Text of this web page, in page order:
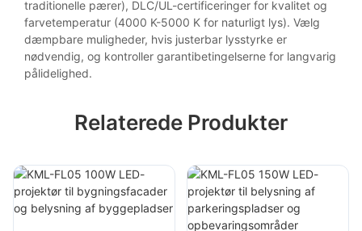
traditionelle pærer), DLC/UL-certificeringer for kvalitet og
farvetemperatur (4000 K-5000 K for naturligt lys). Vælg
dæmpbare muligheder, hvis justerbar lysstyrke er
nødvendig, og kontroller garantibetingelserne for langvarig
pålidelighed.
Relaterede Produkter